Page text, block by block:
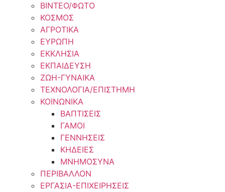
ΒΙΝΤΕΟ/ΦΩΤΟ
ΚΟΣΜΟΣ
ΑΓΡΟΤΙΚΑ
ΕΥΡΩΠΗ
ΕΚΚΛΗΣΙΑ
ΕΚΠΑΙΔΕΥΣΗ
ΖΩΗ-ΓΥΝΑΙΚΑ
ΤΕΧΝΟΛΟΓΙΑ/ΕΠΙΣΤΗΜΗ
ΚΟΙΝΩΝΙΚΑ
ΒΑΠΤΙΣΕΙΣ
ΓΑΜΟΙ
ΓΕΝΝΗΣΕΙΣ
ΚΗΔΕΙΕΣ
ΜΝΗΜΟΣΥΝΑ
ΠΕΡΙΒΑΛΛΟΝ
ΕΡΓΑΣΙΑ-ΕΠΙΧΕΙΡΗΣΕΙΣ